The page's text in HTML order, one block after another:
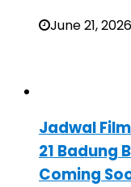
June 21, 2026
Jadwal
21 Badung
Coming